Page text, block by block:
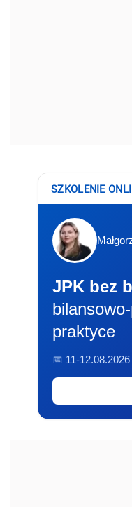
SZKOLENIE
JPK bez
praktyce
📅 11-12.08.2026